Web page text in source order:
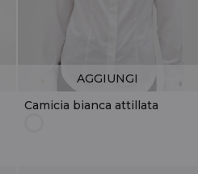
Camicia bianca attillata
AGGIUNGI